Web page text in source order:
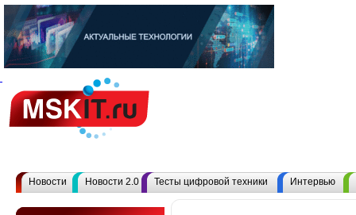
Новости Новости 2.0 Тесты цифровой техники Интервью